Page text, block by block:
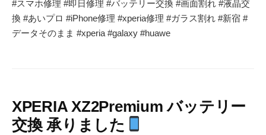
#スマホ修理 #即日修理 #バッテリー交換 #画面割れ #液晶交
換 #あいプロ #iPhone修理 #xperia修理 #ガラス割れ #新宿 #
データそのまま #xperia #galaxy #huawe
XPERIA XZ2Premium バッテリー
交換 承りました